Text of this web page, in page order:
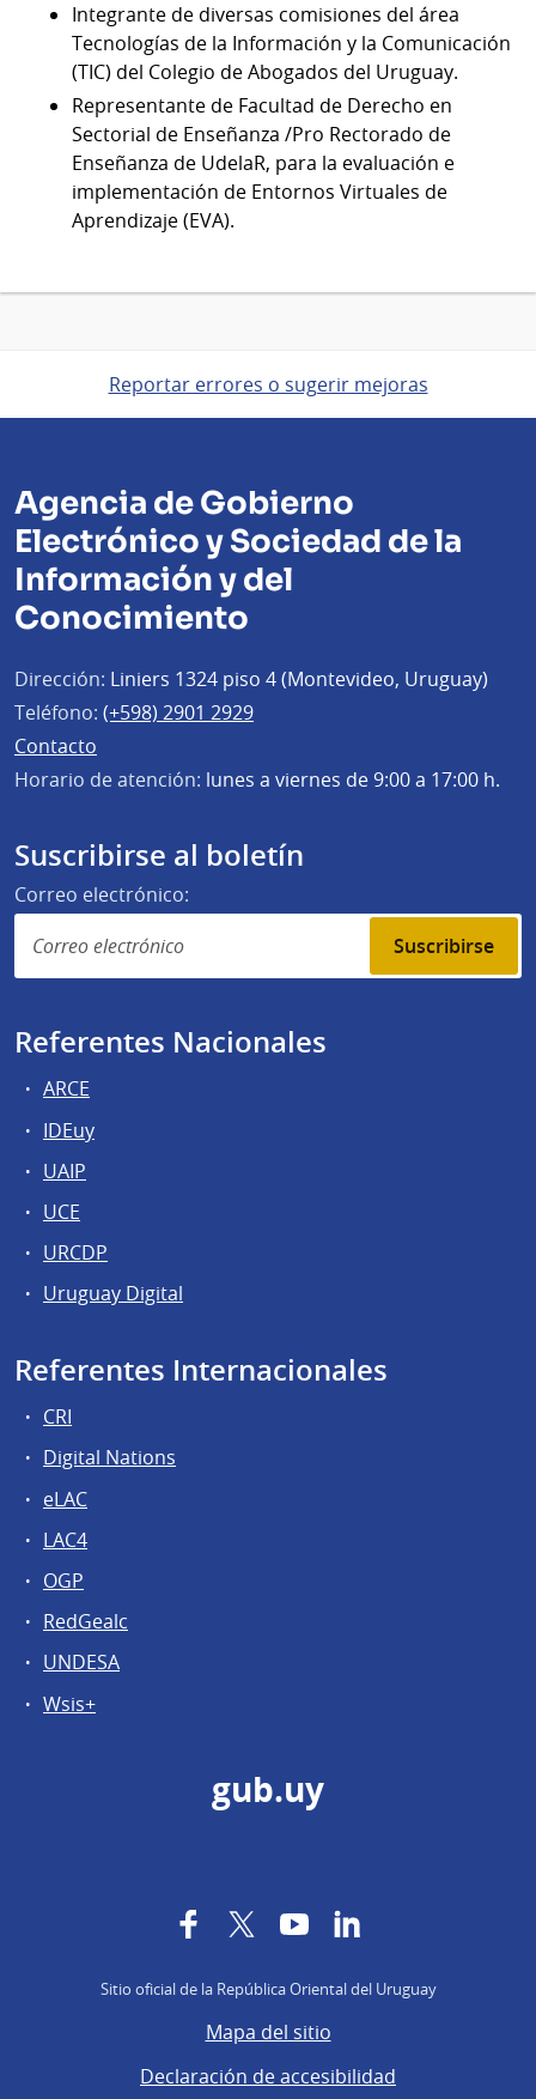
Integrante de diversas comisiones del área
Tecnologías de la Información y la Comunicación
(TIC) del Colegio de Abogados del Uruguay.
Representante de Facultad de Derecho en
Sectorial de Enseñanza /Pro Rectorado de
Enseñanza de UdelaR, para la evaluación e
implementación de Entornos Virtuales de
Aprendizaje (EVA).
Reportar errores o sugerir mejoras
Agencia de Gobierno
Electrónico y Sociedad de la
Información y del
Conocimiento
Dirección: Liniers 1324 piso 4 (Montevideo, Uruguay)
Teléfono: (+598) 2901 2929
Contacto
Horario de atención: lunes a viernes de 9:00 a 17:00 h.
Suscribirse al boletín
Correo electrónico:
Suscribirse
Referentes Nacionales
ARCE
IDEuy
UAIP
UCE
URCDP
Uruguay Digital
Referentes Internacionales
CRI
Digital Nations
eLAC
LAC4
OGP
RedGealc
UNDESA
Wsis+
gub.uy
FacebookTwitterYouTube
Sitio oficial de la República Oriental del Uruguay
Mapa del sitio
Declaración de accesibilidad